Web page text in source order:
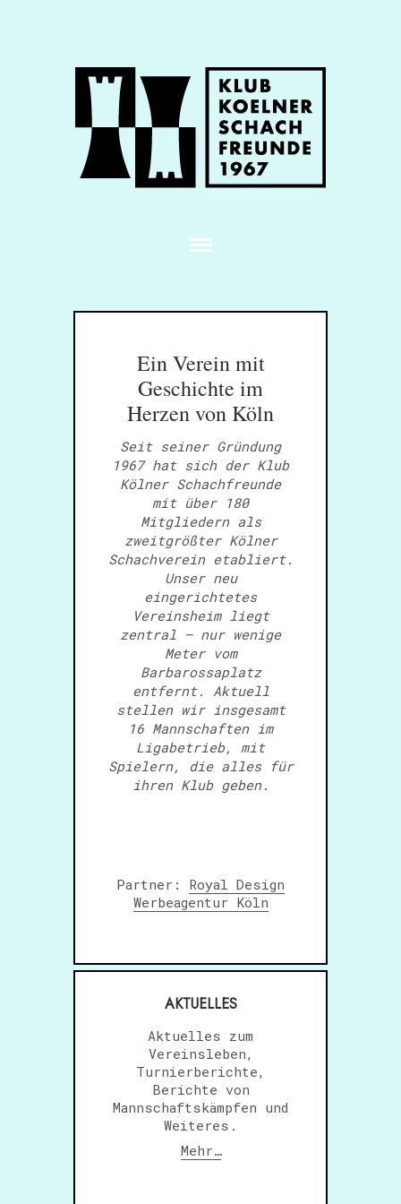
Ein Verein mit
Geschichte im
Herzen von Köln
Seit seiner Gründung
1967 hat sich der Klub
Kölner Schachfreunde
mit über 180
Mitgliedern als
zweitgrößter Kölner
Schachverein etabliert.
Unser neu
eingerichtetes
Vereinsheim liegt
zentral – nur wenige
Meter vom
Barbarossaplatz
entfernt. Aktuell
stellen wir insgesamt
16 Mannschaften im
Ligabetrieb, mit
Spielern, die alles für
ihren Klub geben.
Partner: Royal Design
Werbeagentur Köln
AKTUELLES
Aktuelles zum
Vereinsleben,
Turnierberichte,
Berichte von
Mannschaftskämpfen und
Weiteres.
Mehr…